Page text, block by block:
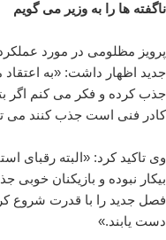
ناگفته ها را به وزیر می گویم
پرویز مظلومی در مورد
جدید اظهار داشت: «به اعتقاد
جذب کرده و فکر می کنم اگر
کادر فنی است جذب کنند می
وی تاکید کرد: «البته رقبای
بیکار نبوده و بازیکنان خوبی
فصل جدید را با قدرت شروع
دست یابند.»